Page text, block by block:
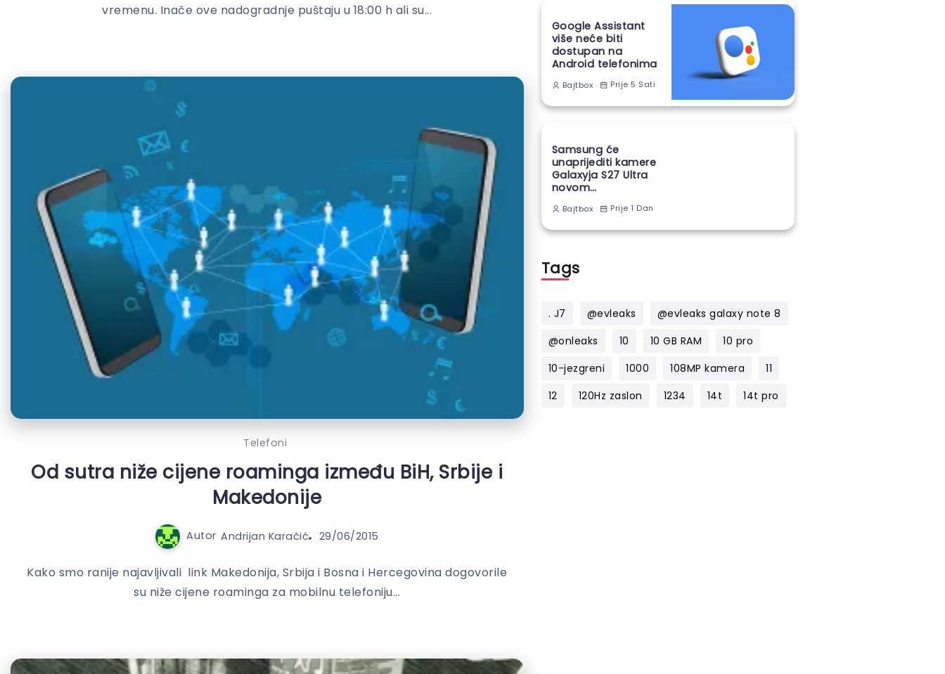
vremenu. Inače ove nadogradnje puštaju u 18:00 h ali su...
Telefoni
Od sutra niže cijene roaminga između BiH, Srbije i
Makedonije
Autor Andrijan Karačić 29/06/2015
Kako smo ranije najavljivali link Makedonija, Srbija i Bosna i Hercegovina dogovorile
su niže cijene roaminga za mobilnu telefoniju...
Google Assistant
više neće biti
dostupan na
Android telefonima
Bajtbox Prije 5 Sati
Samsung će
unaprijediti kamere
Galaxyja S27 Ultra
novom
tehnikom
Bajtbox Prije 1 Dan
Tags
. J7 @evleaks
@evleaks galaxy note 8
@onleaks
10 10 GB RAM
10 pro
10-jezgreni
1000 108MP kamera
11
12
120Hz zaslon 1234 14t 14t pro